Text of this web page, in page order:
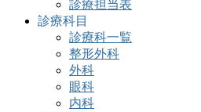
診療担当表
診療科目
診療科一覧
整形外科
外科
眼科
内科